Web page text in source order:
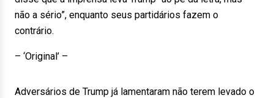
não a sério”, enquanto seus partidários fazem o
contrário.
– ‘Original’ –
Adversários de Trump já lamentaram não terem levado o